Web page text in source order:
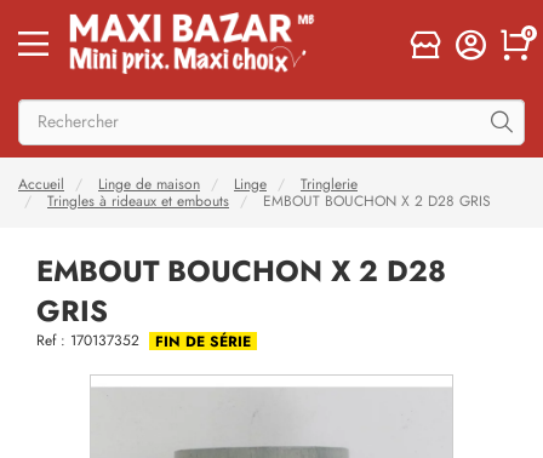
0
Accueil Linge de maison Linge
Tringlerie
Tringles à rideaux et embouts
EMBOUT BOUCHON X 2 D28 GRIS
EMBOUT BOUCHON X 2 D28
GRIS
Ref : 170137352 FIN DE SÉRIE